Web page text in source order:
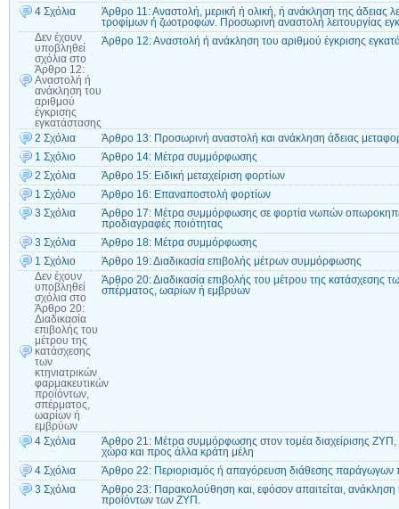
4 Σχόλια
Άρθρο 11: Αναστολή, μερική ή ολική, ή ανάκληση της άδειας
τροφίμων ή ζωοτροφών. Προσωρινή αναστολή λειτουργίας
Δεν έχουν
υποβληθεί
σχόλια στο
Άρθρο 12:
Αναστολή ή
ανάκληση του
αριθμού
έγκρισης
εγκατάστασης
Άρθρο 12: Αναστολή ή ανάκληση του αριθμού έγκρισης
2 Σχόλια
Άρθρο 13: Προσωρινή αναστολή και ανάκληση άδειας
1 Σχόλιο
Άρθρο 14: Μέτρα συμμόρφωσης
2 Σχόλια
Άρθρο 15: Ειδική μεταχείριση φορτίων
1 Σχόλιο
Άρθρο 16: Επαναποστολή φορτίων
3 Σχόλια
Άρθρο 17: Μέτρα συμμόρφωσης σε φορτία νωπών
προδιαγραφές ποιότητας
3 Σχόλια
Άρθρο 18: Μέτρα συμμόρφωσης
1 Σχόλιο
Άρθρο 19: Διαδικασία επιβολής μέτρων συμμόρφωσης
Δεν έχουν
υποβληθεί
σχόλια στο
Άρθρο 20:
Διαδικασία
επιβολής του
μέτρου της
κατάσχεσης
των
κτηνιατρικών
φαρμακευτικών
προϊόντων,
σπέρματος,
ωαρίων ή
εμβρύων
Άρθρο 20: Διαδικασία επιβολής του μέτρου της κατάσχεσης
σπέρματος, ωαρίων ή εμβρύων
4 Σχόλια
Άρθρο 21: Μέτρα συμμόρφωσης στον τομέα διαχείρισης ΖΥΠ,
χώρα και προς άλλα κράτη μέλη
4 Σχόλια
Άρθρο 22: Περιορισμός ή απαγόρευση διάθεσης παράγωγων
3 Σχόλια
Άρθρο 23: Παρακολούθηση και, εφόσον απαιτείται,
προϊόντων των ΖΥΠ.